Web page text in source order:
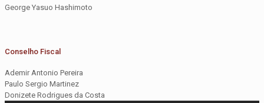
George Yasuo Hashimoto
Conselho Fiscal
Ademir Antonio Pereira
Paulo Sergio Martinez
Donizete Rodrigues da Costa